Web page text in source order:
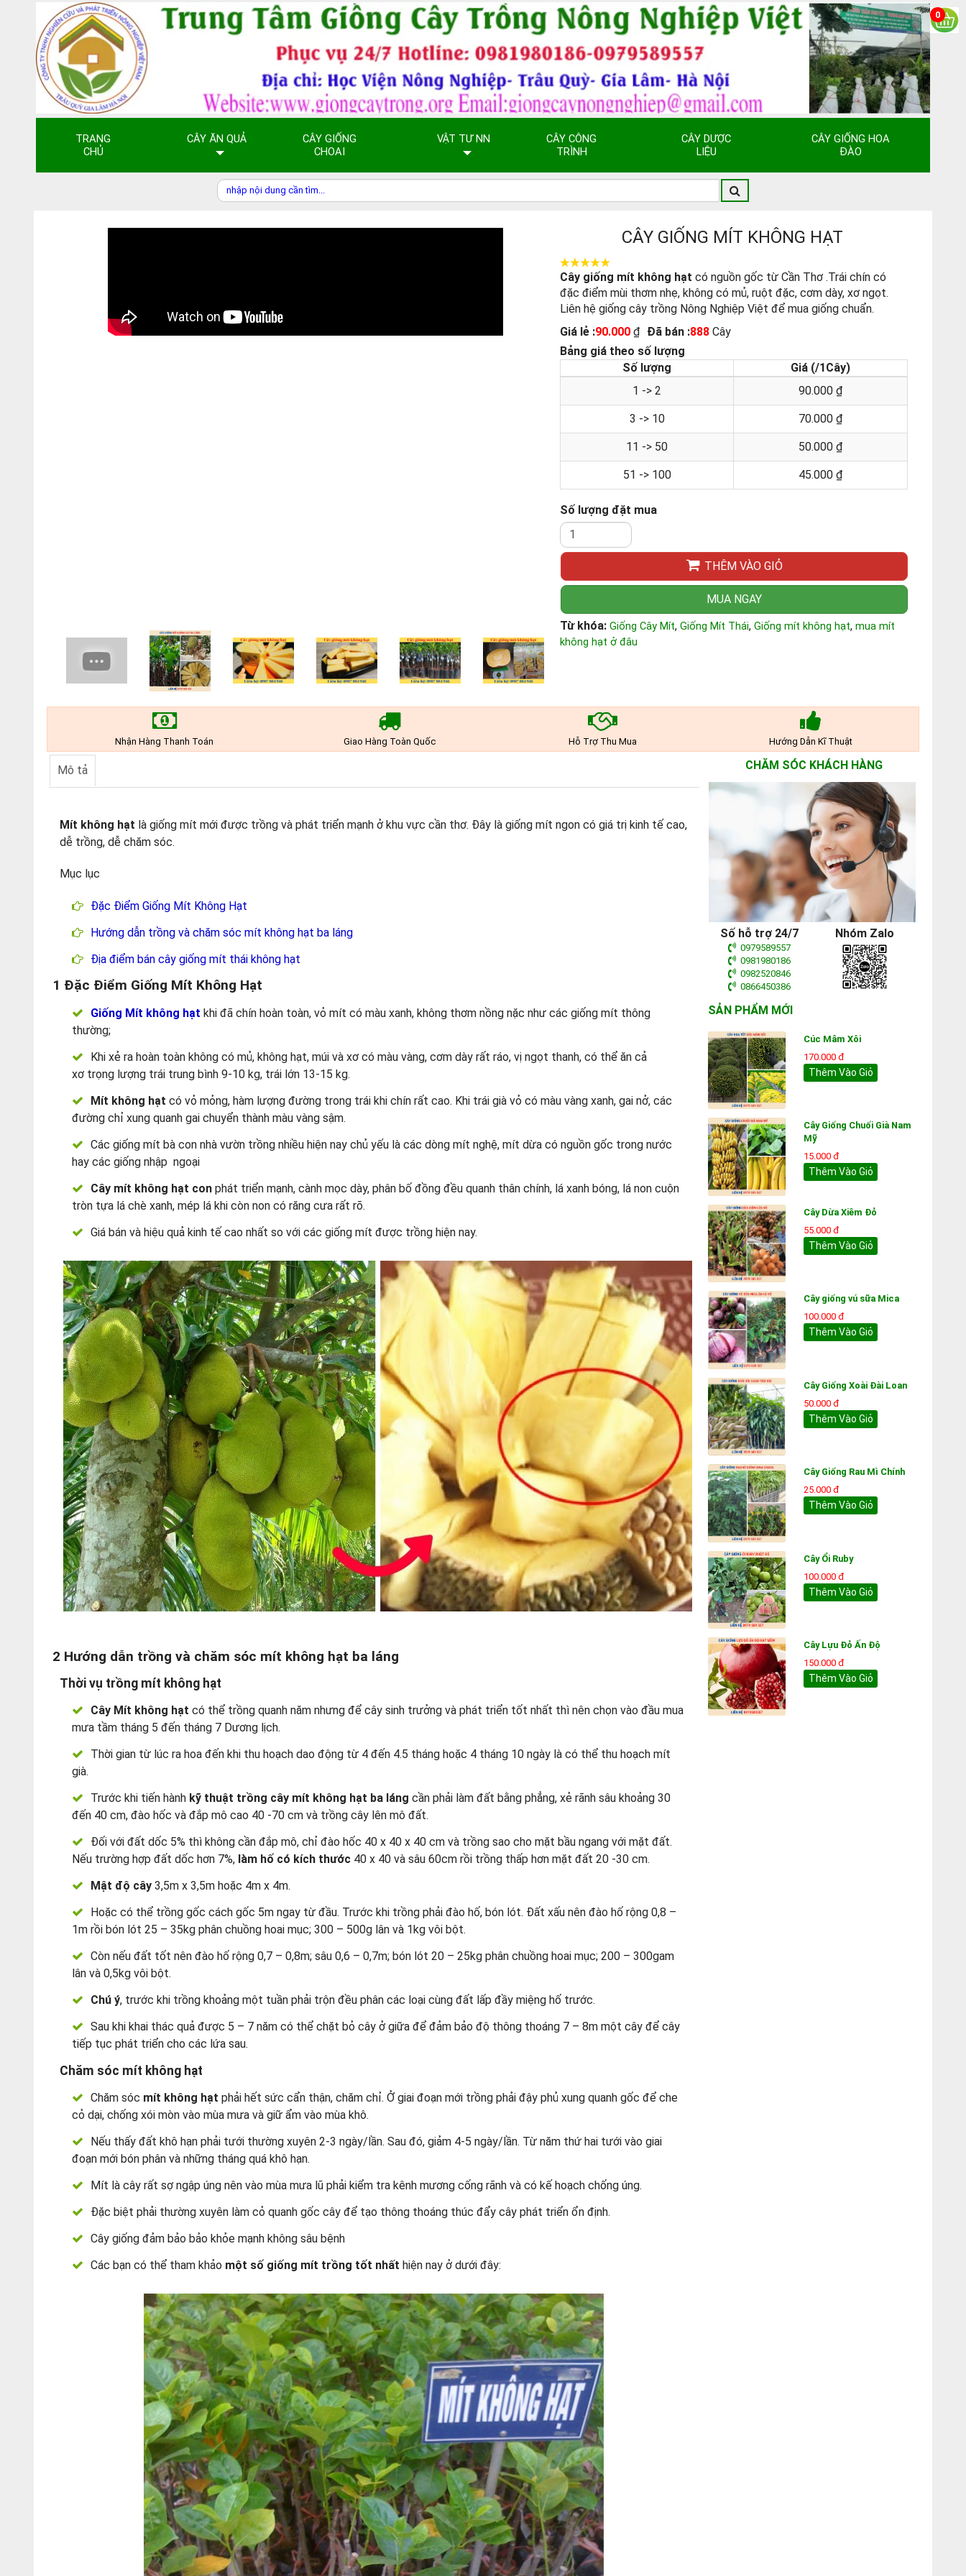
TRANG
CHỦ
CÂY ĂN QUẢ
CÂY GIỐNG
CHOAI
VẬT TƯ NN
CÂY CÔNG
TRÌNH
CÂY DƯỢC
LIỆU
CÂY GIỐNG HOA
ĐÀO
0
CÂY GIỐNG MÍT KHÔNG HẠT
Cây giống mít không hạt có nguồn gốc từ Cần Thơ .Trái chín có
đặc điểm mùi thơm nhẹ, không có mủ, ruột đặc, cơm dày, xơ ngọt.
Liên hệ giống cây trồng Nông Nghiệp Việt để mua giống chuẩn.
Giá lẻ :90.000 ₫ Đã bán :888 Cây
Bảng giá theo số lượng
Số lượng
Giá (/1Cây)
1 -> 2
90.000 ₫
3 -> 10 70.000 ₫
11 -> 50 50.000 ₫
51 -> 100 45.000 ₫
Số lượng đặt mua
THÊM VÀO GIỎ
MUA NGAY
Từ khóa: Giống Cây Mít, Giống Mít Thái, Giống mít không hạt, mua mít
không hạt ở đâu
Nhận Hàng Thanh Toán Giao Hàng Toàn Quốc Hỗ Trợ Thu Mua Hướng Dẫn Kĩ Thuật
Mô tả
Mít không hạt là giống mít mới được trồng và phát triển mạnh ở khu vực cần thơ. Đây là giống mít ngon có giá trị kinh tế cao,
dễ trồng, dễ chăm sóc.
Mục lục
Đặc Điểm Giống Mít Không Hạt
Hướng dẫn trồng và chăm sóc mít không hạt ba láng
Địa điểm bán cây giống mít thái không hạt
1 Đặc Điểm Giống Mít Không Hạt
Giống Mít không hạt khi đã chín hoàn toàn, vỏ mít có màu xanh, không thơm nồng nặc như các giống mít thông
thường;
Khi xẻ ra hoàn toàn không có mủ, không hạt, múi và xơ có màu vàng, cơm dày rất ráo, vị ngọt thanh, có thể ăn cả
xơ trọng lượng trái trung bình 9-10 kg, trái lớn 13-15 kg.
Mít không hạt có vỏ mỏng, hàm lượng đường trong trái khi chín rất cao. Khi trái già vỏ có màu vàng xanh, gai nở, các
đường chỉ xung quanh gai chuyển thành màu vàng sậm.
Các giống mít bà con nhà vườn trồng nhiều hiện nay chủ yếu là các dòng mít nghệ, mít dừa có nguồn gốc trong nước
hay các giống nhập ngoại
Cây mít không hạt con phát triển mạnh, cành mọc dày, phân bố đồng đều quanh thân chính, lá xanh bóng, lá non cuộn
tròn tựa lá chè xanh, mép lá khi còn non có răng cưa rất rõ.
Giá bán và hiệu quả kinh tế cao nhất so với các giống mít được trồng hiện nay.
2 Hướng dẫn trồng và chăm sóc mít không hạt ba láng
Thời vụ trồng mít không hạt
Cây Mít không hạt có thể trồng quanh năm nhưng để cây sinh trưởng và phát triển tốt nhất thì nên chọn vào đầu mua
mưa tầm tháng 5 đến tháng 7 Dương lịch.
Thời gian từ lúc ra hoa đến khi thu hoạch dao động từ 4 đến 4.5 tháng hoặc 4 tháng 10 ngày là có thể thu hoạch mít
già.
Trước khi tiến hành kỹ thuật trồng cây mít không hạt ba láng cần phải làm đất bằng phẳng, xẻ rãnh sâu khoảng 30
đến 40 cm, đào hốc và đắp mô cao 40 -70 cm và trồng cây lên mô đất.
Đối với đất dốc 5% thì không cần đắp mô, chỉ đào hốc 40 x 40 x 40 cm và trồng sao cho mặt bầu ngang với mặt đất.
Nếu trường hợp đất dốc hơn 7%, làm hố có kích thước 40 x 40 và sâu 60cm rồi trồng thấp hơn mặt đất 20 -30 cm.
Mật độ cây 3,5m x 3,5m hoặc 4m x 4m.
Hoặc có thể trồng gốc cách gốc 5m ngay từ đầu. Trước khi trồng phải đào hố, bón lót. Đất xấu nên đào hố rộng 0,8 –
1m rồi bón lót 25 – 35kg phân chuồng hoai mục; 300 – 500g lân và 1kg vôi bột.
Còn nếu đất tốt nên đào hố rộng 0,7 – 0,8m; sâu 0,6 – 0,7m; bón lót 20 – 25kg phân chuồng hoai mục; 200 – 300gam
lân và 0,5kg vôi bột.
Chú ý, trước khi trồng khoảng một tuần phải trộn đều phân các loại cùng đất lấp đầy miệng hố trước.
Sau khi khai thác quả được 5 – 7 năm có thể chặt bỏ cây ở giữa để đảm bảo độ thông thoáng 7 – 8m một cây để cây
tiếp tục phát triển cho các lứa sau.
Chăm sóc mít không hạt
Chăm sóc mít không hạt phải hết sức cẩn thận, chăm chỉ. Ở giai đoạn mới trồng phải đậy phủ xung quanh gốc để che
cỏ dại, chống xói mòn vào mùa mưa và giữ ẩm vào mùa khô.
Nếu thấy đất khô hạn phải tưới thường xuyên 2-3 ngày/lần. Sau đó, giảm 4-5 ngày/lần. Từ năm thứ hai tưới vào giai
đoạn mới bón phân và những tháng quá khô hạn.
Mít là cây rất sợ ngập úng nên vào mùa mưa lũ phải kiểm tra kênh mương cống rãnh và có kế hoạch chống úng.
Đặc biệt phải thường xuyên làm cỏ quanh gốc cây để tạo thông thoáng thúc đẩy cây phát triển ổn định.
Cây giống đảm bảo bảo khỏe mạnh không sâu bệnh
Các bạn có thể tham khảo một số giống mít trồng tốt nhất hiện nay ở dưới đây:
CHĂM SÓC KHÁCH HÀNG
Số hỗ trợ 24/7
0979589557
0981980186
0982520846
0866450386
Nhóm Zalo
SẢN PHẨM MỚI
Cúc Mâm Xôi
170.000 đ
Thêm Vào Giỏ
Cây Giống Chuối Già Nam
Mỹ
15.000 đ
Thêm Vào Giỏ
Cây Dừa Xiêm Đỏ
55.000 đ
Thêm Vào Giỏ
Cây giống vú sữa Mica
100.000 đ
Thêm Vào Giỏ
Cây Giống Xoài Đài Loan
50.000 đ
Thêm Vào Giỏ
Cây Giống Rau Mì Chính
25.000 đ
Thêm Vào Giỏ
Cây Ổi Ruby
100.000 đ
Thêm Vào Giỏ
Cây Lựu Đỏ Ấn Độ
150.000 đ
Thêm Vào Giỏ